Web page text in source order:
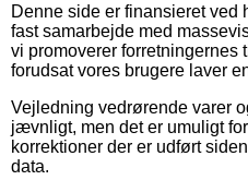
Denne side er finansieret
fast samarbejde med
vi promoverer forretningernes
forudsat vores brugere laver
Vejledning vedrørende varer
jævnligt, men det er umuligt
korrektioner der er udført
data.